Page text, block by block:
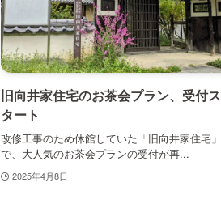
旧向井家住宅のお茶会プラン、受付ス
タート
改修工事のため休館していた「旧向井家住宅」
で、大人気のお茶会プランの受付が再...
2025年4月8日